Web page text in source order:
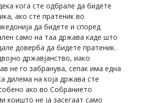
кога сте одбрале да бидете
ако сте пратеник во
да бидете и според
само на таа држава каде што
доверба да бидете пратеник.
државјанство, иако
не го забранува, сепак има една
дилема на која држава сте
ако во Собранието
коишто не ја засегаат само